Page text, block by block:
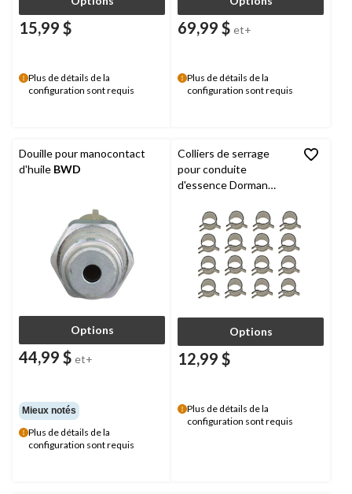
15,99 $
Plus de détails de la
configuration sont requis
69,99 $ et+
Plus de détails de la
configuration sont requis
Douille pour manocontact
d'huile BWD
Options
44,99 $ et+
Mieux notés
Plus de détails de la
configuration sont requis
Colliers de serrage
pour conduite
d'essence Dorman
Options
12,99 $
Plus de détails de la
configuration sont requis